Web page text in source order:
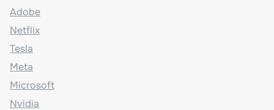
Adobe
Netflix
Tesla
Meta
Microsoft
Nvidia